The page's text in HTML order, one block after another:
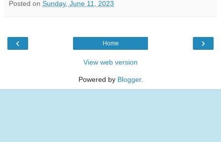
Posted on Sunday, June 11, 2023
‹ ›
Home
View web version
Powered by Blogger.